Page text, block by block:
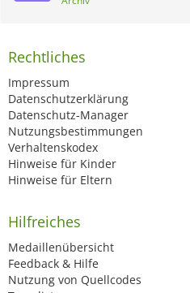
Rechtliches
Impressum
Datenschutzerklärung
Datenschutz-Manager
Nutzungsbestimmungen
Verhaltenskodex
Hinweise für Kinder
Hinweise für Eltern
Hilfreiches
Medaillenübersicht
Feedback & Hilfe
Nutzung von Quellcodes